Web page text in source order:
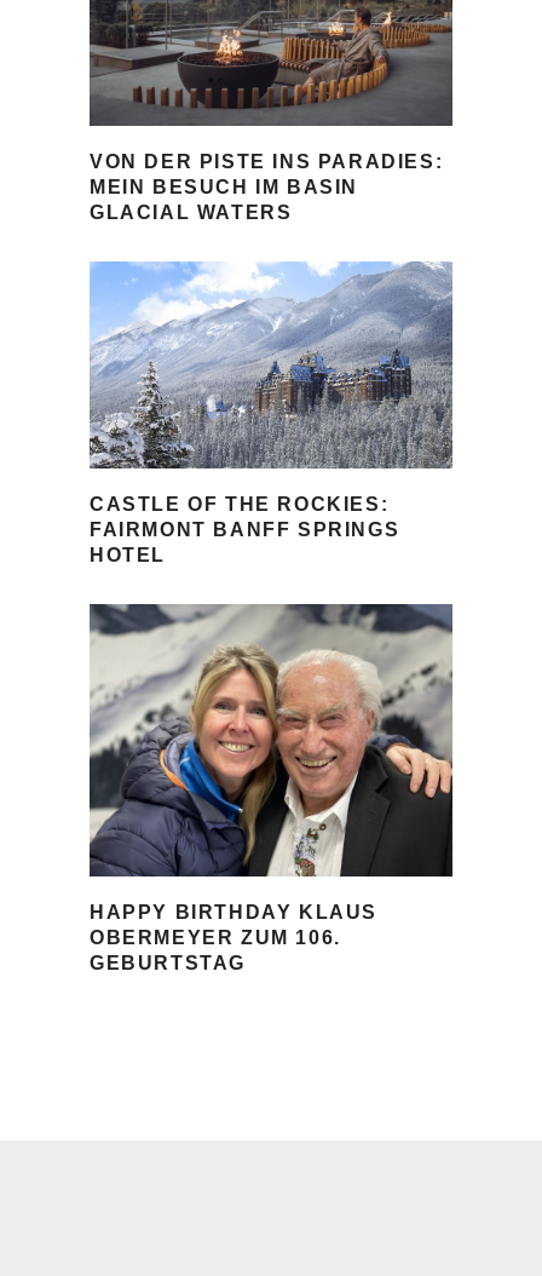
VON DER PISTE INS PARADIES:
MEIN BESUCH IM BASIN
GLACIAL WATERS
CASTLE OF THE ROCKIES:
FAIRMONT BANFF SPRINGS
HOTEL
HAPPY BIRTHDAY KLAUS
OBERMEYER ZUM 106.
GEBURTSTAG